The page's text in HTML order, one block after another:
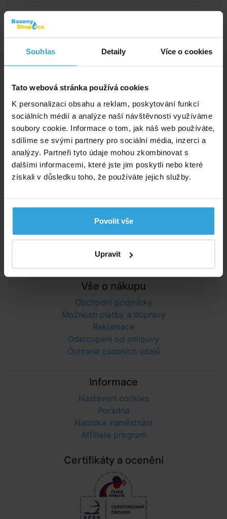
Souhlas Detaily Více o cookies
Tato webová stránka používá cookies
K personalizaci obsahu a reklam, poskytování funkcí
sociálních médií a analýze naší návštěvnosti využíváme
soubory cookie. Informace o tom, jak náš web používáte,
sdílíme se svými partnery pro sociální média, inzerci a
analýzy. Partneři tyto údaje mohou zkombinovat s
dalšími informacemi, které jste jim poskytli nebo které
získali v důsledku toho, že používáte jejich služby.
Povolit vše
Upravit
150,- Kč
Do košíku
Podrobný popis
Manometr určený pouze pro pískovou filtraco MAXI a
BS MAXI z naší nabídky. Uvedená cena je za 1ks
manometru.
info@bazenyshop.cz
+420 281 974 297
Telefonní číslo neslouží k objednaní zboží
Říčanská 69, 250 84 Sibřina
Vše o nákupu
Obchodní podmínky
Možnosti platby a dopravy
Reklamace
Odstoupení od smlouvy
Ochrana osobních údajů
Informace
Nastavení cookies
Poradna
Nabídka zaměstnání
Affiliate program
Certifikáty a ocenění